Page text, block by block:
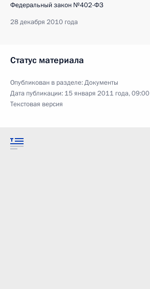
Федеральный закон №402-ФЗ
28 декабря 2010 года
Статус материала
Опубликован в разделе:Документы
Дата публикации: 15 января 2011 года, 09:00
Текстовая версия